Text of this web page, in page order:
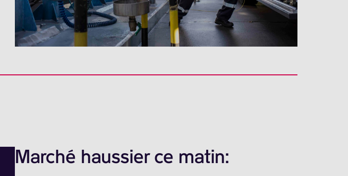
Marché haussier ce matin: